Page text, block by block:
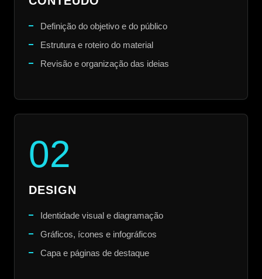
Definição do objetivo e do público
Estrutura e roteiro do material
Revisão e organização das ideias
02
DESIGN
Identidade visual e diagramação
Gráficos, ícones e infográficos
Capa e páginas de destaque